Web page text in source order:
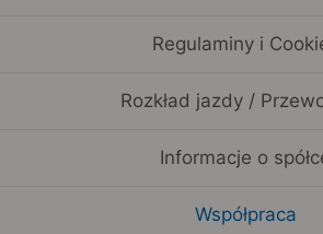
Regulaminy i
Rozkład jazdy /
Informacje o
Współpraca